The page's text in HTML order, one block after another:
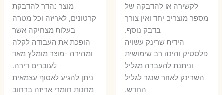
לקשירה או להדבקה של
מספר מוצרים יחד ואין צורך
בדבק נוסף.
הידית שרינק עשויה
פלסטיק והינה רב שימושית
וניתנת להעברה מגליל
השרינק לאחר שנגר לגליל
החדש.
מוצר נהדר להדבקת
קרטונים, לאריזה וכל מטרה
בעלות מצחיקה אשר
הופכת את העבודה לקלה
ומהירה -מוצר מומלץ מאד
לעוברים דירה.
ניתן להגיע לאסוף עצמאית
מחנות חומרי אריזה ברחוב